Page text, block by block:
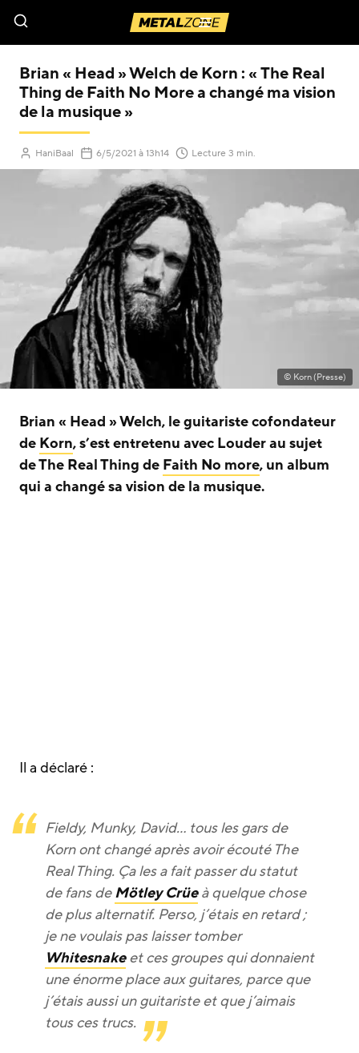
Menu
Brian « Head » Welch de Korn : « The Real
Thing de Faith No More a changé ma vision
de la musique »
HaniBaal 6/5/2021 (Mis à jour le )
à 13h14 Lecture 3 min.
© Korn (Presse)
Brian « Head » Welch, le guitariste cofondateur
de Korn, s’est entretenu avec Louder au sujet
de The Real Thing de Faith No more, un album
qui a changé sa vision de la musique.
Il a déclaré :
Fieldy, Munky, David… tous les gars de
Korn ont changé après avoir écouté The
Real Thing. Ça les a fait passer du statut
de fans deMötley Crüeà quelque chose
de plus alternatif. Perso, j’étais en retard ;
je ne voulais pas laisser tomber
Whitesnakeet ces groupes qui donnaient
une énorme place aux guitares, parce que
j’étais aussi un guitariste et que j’aimais
tous ces trucs.